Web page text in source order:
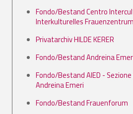
Fondo/Bestand Centro
Interkulturelles
Privatarchiv HILDE KERER
Fondo/Bestand Andreina
Fondo/Bestand AIED -
Andreina Emeri
Fondo/Bestand Frauenforum